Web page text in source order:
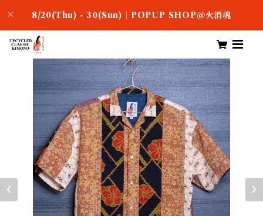
8/20(Thu) - 30(Sun)｜POPUP SHOP＠火消魂